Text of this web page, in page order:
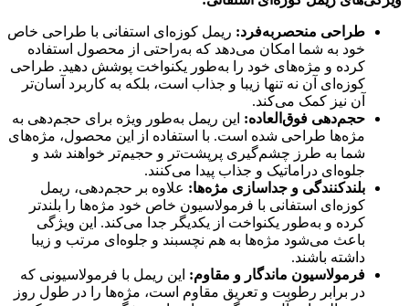
طراحی منحصربه‌فرد: ریمل کوزه‌ای استفانی با طراحی خاص
خود به شما امکان می‌دهد که به‌راحتی از محصول استفاده
کرده و مژه‌های خود را به‌طور یکنواخت پوشش دهید. طراحی
کوزه‌ای آن نه تنها زیبا و جذاب است، بلکه به کاربرد آسان‌تر
آن نیز کمک می‌کند.
حجم‌دهی فوق‌العاده: این ریمل به‌طور ویژه برای حجم‌دهی به
مژه‌ها طراحی شده است. با استفاده از این محصول، مژه‌های
شما به طرز چشم‌گیری پرپشت‌تر و حجیم‌تر خواهند شد و
جلوه‌ای دراماتیک و جذاب پیدا می‌کنند.
بلندکنندگی و جداسازی مژه‌ها: علاوه بر حجم‌دهی، ریمل
کوزه‌ای استفانی با فرمولاسیون خاص خود مژه‌ها را بلندتر
کرده و به‌طور یکنواخت از یکدیگر جدا می‌کند. این ویژگی
باعث می‌شود مژه‌ها به هم نچسبند و جلوه‌ای مرتب و زیبا
داشته باشند.
فرمولاسیون ماندگار و مقاوم: این ریمل با فرمولاسیونی که
در برابر رطوبت و تعریق مقاوم است، مژه‌ها را در طول روز